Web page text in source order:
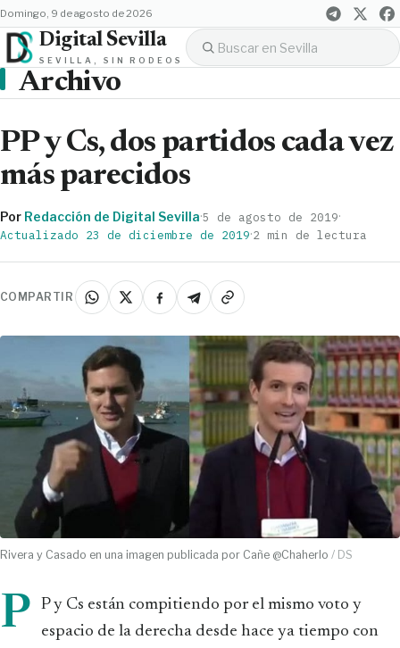
domingo, 9 de agosto de 2026
Digital Sevilla
SEVILLA, SIN RODEOS
Archivo
PP y Cs, dos partidos cada vez
más parecidos
Por Redacción de Digital Sevilla·5 de agosto de 2019·
Actualizado 23 de diciembre de 2019·2 min de lectura
COMPARTIR
Rivera y Casado en una imagen publicada por Cañe @Chaherlo / DS
P
P y Cs están compitiendo por el mismo voto y
espacio de la derecha desde hace ya tiempo con